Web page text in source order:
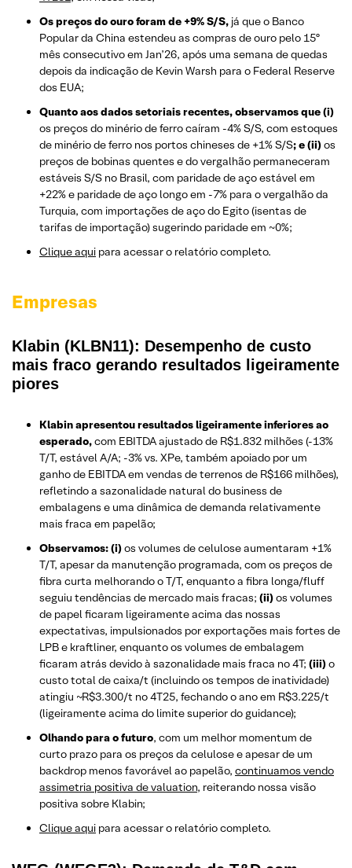
Os preços do ouro foram de +9% S/S, já que o Banco
Popular da China estendeu as compras de ouro pelo 15º
mês consecutivo em Jan’26, após uma semana de quedas
depois da indicação de Kevin Warsh para o Federal Reserve
dos EUA;
Quanto aos dados setoriais recentes, observamos que (i)
os preços do minério de ferro caíram -4% S/S, com estoques
de minério de ferro nos portos chineses de +1% S/S; e (ii)os
preços de bobinas quentes e do vergalhão permaneceram
estáveis S/S no Brasil, com paridade de aço estável em
+22% e paridade de aço longo em -7% para o vergalhão da
Turquia, com importações de aço do Egito (isentas de
tarifas de importação) sugerindo paridade em ~0%;
Clique aqui para acessar o relatório completo.
Empresas
Klabin (KLBN11): Desempenho de custo
mais fraco gerando resultados ligeiramente
piores
Klabin apresentou resultados ligeiramente inferiores ao
esperado,com EBITDA ajustado de R$1.832 milhões (-13%
T/T, estável A/A; -3% vs. XPe, também apoiado por um
ganho de EBITDA em vendas de terrenos de R$166 milhões),
refletindo a sazonalidade natural do business de
embalagens e uma dinâmica de demanda relativamente
mais fraca em papelão;
Observamos: (i)os volumes de celulose aumentaram +1%
T/T, apesar da manutenção programada, com os preços de
fibra curta melhorando o T/T, enquanto a fibra longa/fluff
seguiu tendências de mercado mais fracas; (ii)os volumes
de papel ficaram ligeiramente acima das nossas
expectativas, impulsionados por exportações mais fortes de
LPB e kraftliner, enquanto os volumes de embalagem
ficaram atrás devido à sazonalidade mais fraca no 4T; (iii)o
custo total de caixa/t (incluindo os tempos de inatividade)
atingiu ~R$3.300/t no 4T25, fechando o ano em R$3.225/t
(ligeiramente acima do limite superior do guidance);
Olhando para o futuro, com um melhor momentum de
curto prazo para os preços da celulose e apesar de um
backdrop menos favorável ao papelão, continuamos vendo
assimetria positiva de valuation, reiterando nossa visão
positiva sobre Klabin;
Clique aqui para acessar o relatório completo.